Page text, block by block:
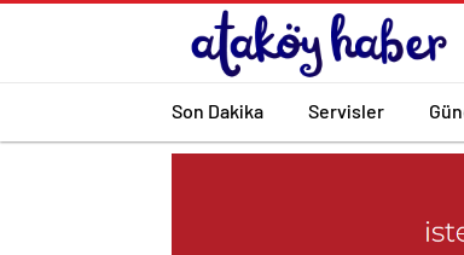
Son Dakika Servisler